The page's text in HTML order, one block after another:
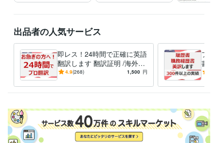
Access:10年Excel:10年Google スプレッドシート:5年
PowerPoint:10年Word:10年
得意分野
ライティング・翻訳 ビジネス英語
ビジネス
ライティング・翻訳 金融系ブログ記事執筆
金融 投資 不動産 ビジネス
学歴
京都大学大学院 2010年3月 ~ 2012年2月
語学力
英語 ネイティブレベル
出品者の人気サービス
即レス！24時間で正確に英語
翻訳します 翻訳証明 /海外ビ
ジネス15年 /上場企業と取引
4.9(268) 1,500 円
プロ
書を
ビジ